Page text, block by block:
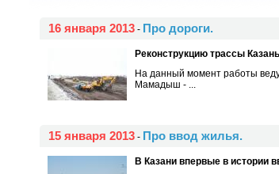
16 января 2013 - Про дороги.
Реконструкцию трассы
На данный момент работы
Мамадыш - ...
15 января 2013 - Про ввод жилья.
В Казани впервые в истории